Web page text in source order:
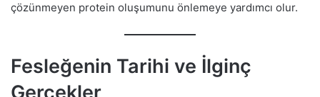
çözünmeyen protein oluşumunu önlemeye yardımcı olur.
Fesleğenin Tarihi ve İlginç